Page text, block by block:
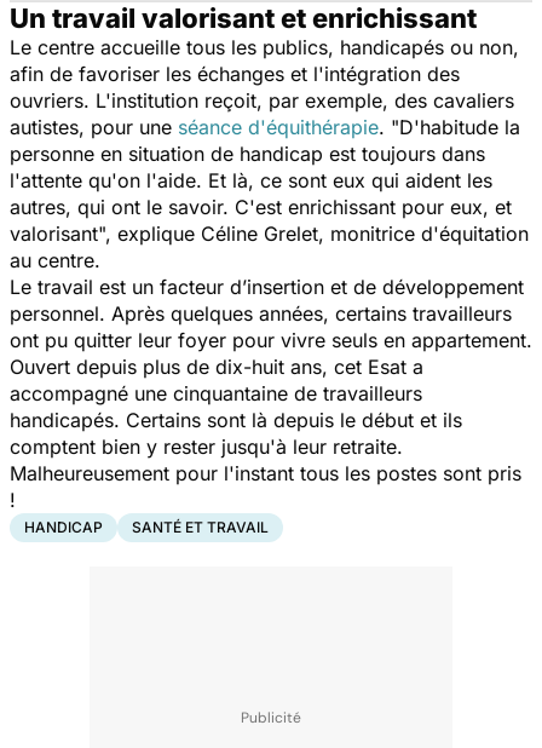
Un travail valorisant et enrichissant
Le centre accueille tous les publics, handicapés ou non,
afin de favoriser les échanges et l'intégration des
ouvriers. L'institution reçoit, par exemple, des cavaliers
autistes, pour une séance d'équithérapie. "D'habitude la
personne en situation de handicap est toujours dans
l'attente qu'on l'aide. Et là, ce sont eux qui aident les
autres, qui ont le savoir. C'est enrichissant pour eux, et
valorisant", explique Céline Grelet, monitrice d'équitation
au centre.
Le travail est un facteur d’insertion et de développement
personnel. Après quelques années, certains travailleurs
ont pu quitter leur foyer pour vivre seuls en appartement.
Ouvert depuis plus de dix-huit ans, cet Esat a
accompagné une cinquantaine de travailleurs
handicapés. Certains sont là depuis le début et ils
comptent bien y rester jusqu'à leur retraite.
Malheureusement pour l'instant tous les postes sont pris
!
HANDICAP SANTÉ ET TRAVAIL